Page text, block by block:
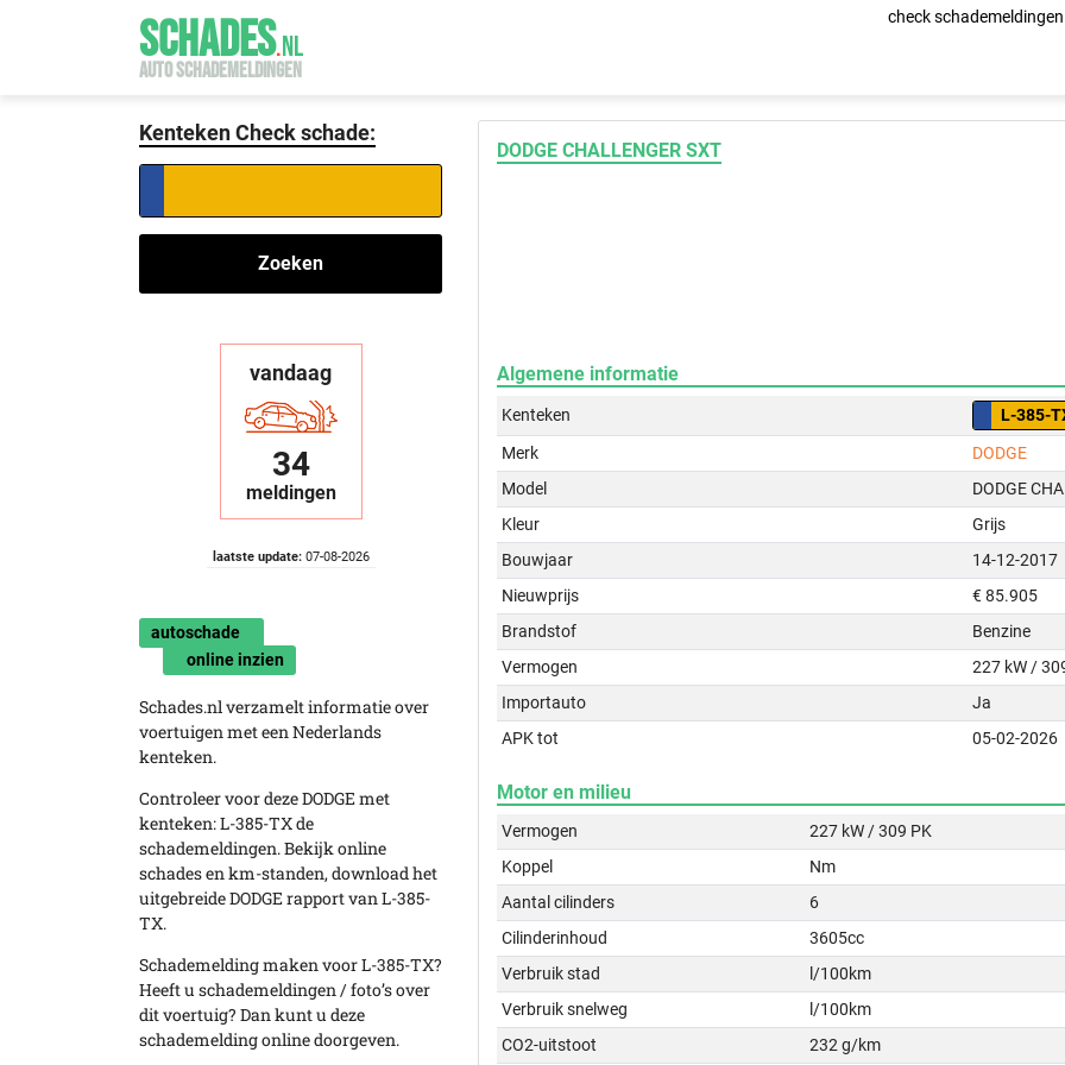
SCHADES.NL
AUTO SCHADEMELDINGEN
check
Kenteken Check schade:
Zoeken
vandaag
34
meldingen
laatste update:07-08-2026
autoschade
online inzien
Schades.nl verzamelt informatie over
voertuigen met een Nederlands
kenteken.
Controleer voor deze DODGE met
kenteken: L-385-TX de
schademeldingen. Bekijk online
schades en km-standen, download het
uitgebreide DODGE rapport van L-385-
TX.
Schademelding maken voor L-385-TX?
Heeft u schademeldingen / foto’s over
dit voertuig? Dan kunt u deze
schademelding online doorgeven.
DODGE CHALLENGER SXT
Algemene informatie
Kenteken
L-385-
Merk
DODGE
Model
DODGE
Kleur
Grijs
Bouwjaar
14-12-2017
Nieuwprijs
€ 85.905
Brandstof
Benzine
Vermogen
227 kW /
Importauto
Ja
APK tot
05-02-2026
Motor en milieu
Vermogen
227 kW / 309 PK
Koppel
Nm
Aantal cilinders
6
Cilinderinhoud
3605cc
Verbruik stad
l/100km
Verbruik snelweg
l/100km
CO2-uitstoot
232 g/km